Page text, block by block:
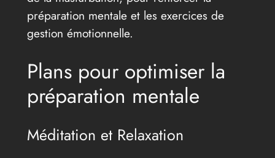
préparation mentale et les exercices de
gestion émotionnelle.
Plans pour optimiser la
préparation mentale
Méditation et Relaxation